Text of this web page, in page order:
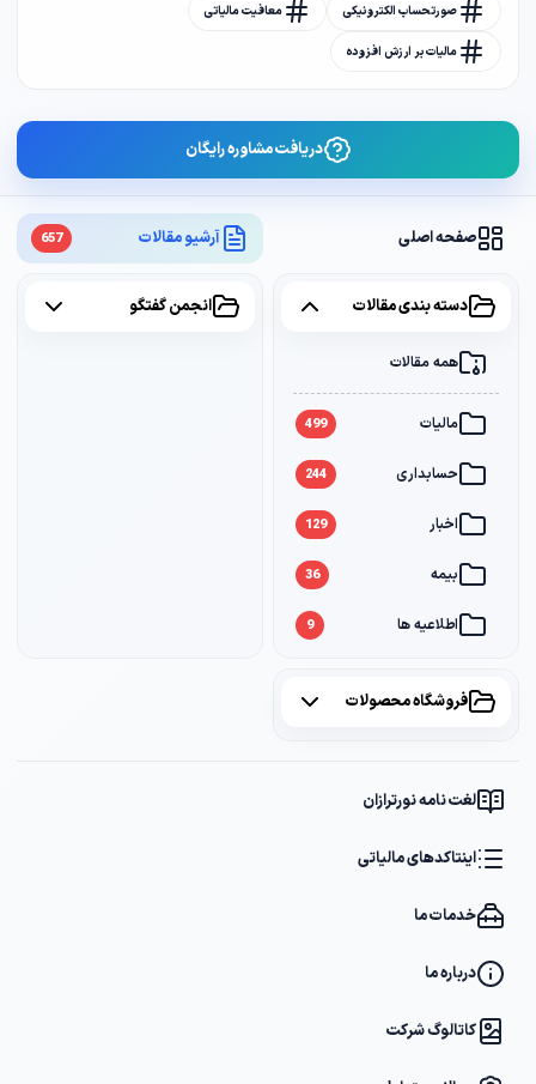
صفحه اصلی آرشیو مقالات 657
دسته بندی مقالات
همه مقالات
مالیات 499
حسابداری 244
اخبار 129
بیمه 36
اطلاعیه ها 9
انجمن گفتگو
فروشگاه محصولات
پکیج DVD آموزشی
کتاب ها
فایل های دانلودی
لغت نامه نورترازان
اینتاکدهای مالیاتی
خدمات ما
درباره ما
کاتالوگ شرکت
صورتحساب الکترونیکی معافیت مالیاتی
مالیات بر ارزش افزوده
دریافت مشاوره رایگان